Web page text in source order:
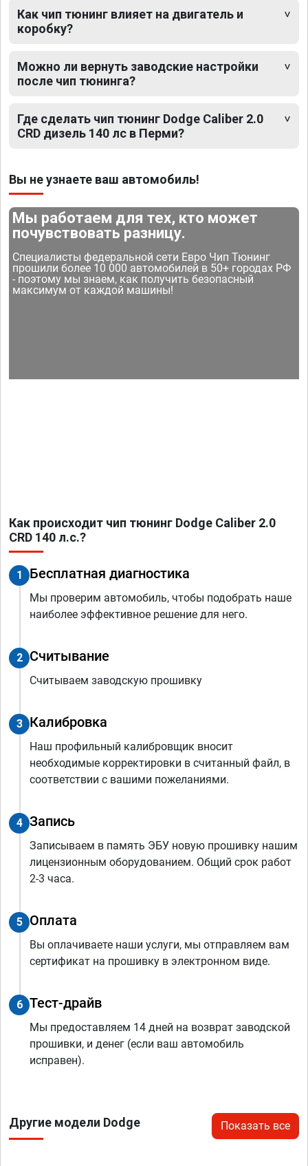
Как чип тюнинг влияет на двигатель и
коробку?
Можно ли вернуть заводские настройки
после чип тюнинга?
Где сделать чип тюнинг Dodge Caliber 2.0
CRD дизель 140 лс в Перми?
Вы не узнаете ваш автомобиль!
Мы работаем для тех, кто может
почувствовать разницу.
Специалисты федеральной сети Евро Чип Тюнинг
прошили более 10 000 автомобилей в 50+ городах РФ
- поэтому мы знаем, как получить безопасный
максимум от каждой машины!
Как происходит чип тюнинг Dodge Caliber 2.0
CRD 140 л.с.?
1 Бесплатная диагностика
Мы проверим автомобиль, чтобы подобрать наше
наиболее эффективное решение для него.
2 Считывание
Считываем заводскую прошивку
3 Калибровка
Наш профильный калибровщик вносит
необходимые корректировки в считанный файл, в
соответствии с вашими пожеланиями.
4 Запись
Записываем в память ЭБУ новую прошивку нашим
лицензионным оборудованием. Общий срок работ
2-3 часа.
5 Оплата
Вы оплачиваете наши услуги, мы отправляем вам
сертификат на прошивку в электронном виде.
6 Тест-драйв
Мы предоставляем 14 дней на возврат заводской
прошивки, и денег (если ваш автомобиль
исправен).
Другие модели Dodge Показать все